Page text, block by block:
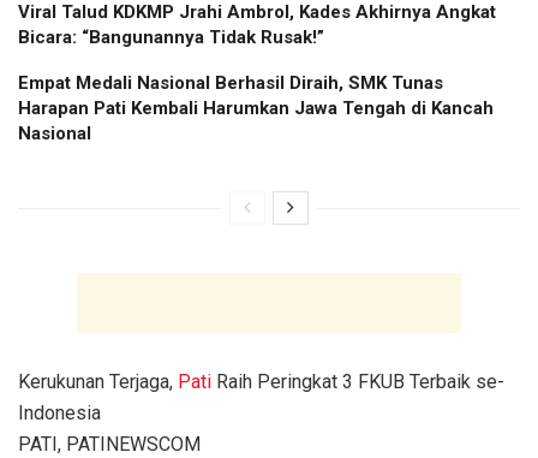
Viral Talud KDKMP Jrahi Ambrol, Kades Akhirnya Angkat
Bicara: “Bangunannya Tidak Rusak!”
Empat Medali Nasional Berhasil Diraih, SMK Tunas
Harapan Pati Kembali Harumkan Jawa Tengah di Kancah
Nasional
Kerukunan Terjaga, Pati Raih Peringkat 3 FKUB Terbaik se-
Indonesia
PATI, PATINEWSCOM